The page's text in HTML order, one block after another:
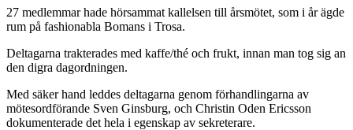
27 medlemmar hade hörsammat kallelsen till årsmötet, som i år ägde
rum på fashionabla Bomans i Trosa.
Deltagarna trakterades med kaffe/thé och frukt, innan man tog sig an
den digra dagordningen.
Med säker hand leddes deltagarna genom förhandlingarna av
mötesordförande Sven Ginsburg, och Christin Oden Ericsson
dokumenterade det hela i egenskap av sekreterare.